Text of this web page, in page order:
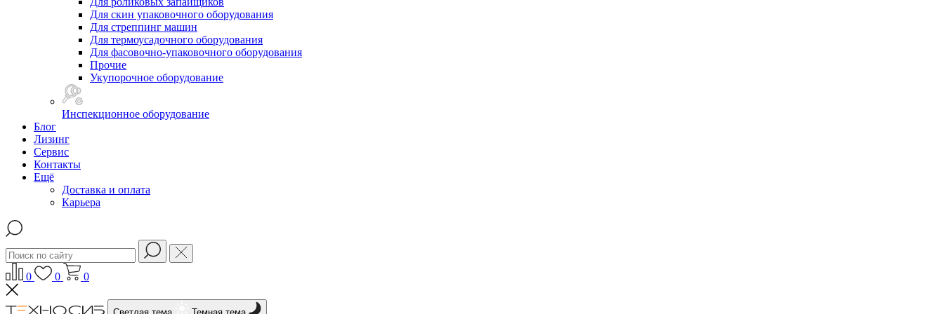
Для скин упаковочного оборудования
Для стреппинг машин
Для термоусадочного оборудования
Для фасовочно-упаковочного оборудования
Прочие
Укупорочное оборудование
Инспекционное оборудование
Блог
Лизинг
Сервис
Контакты
Ещё
Доставка и оплата
Карьера
0 0 0